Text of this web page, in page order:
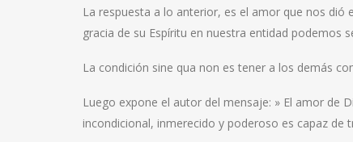
La respuesta a lo anterior, es el amor que nos dió
gracia de su Espíritu en nuestra entidad podemos
La condición sine qua non es tener a los demás
Luego expone el autor del mensaje: » El amor de
incondicional, inmerecido y poderoso es capaz de